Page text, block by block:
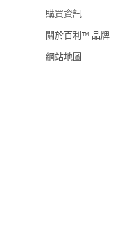
購買資訊
關於百利™ 品牌
網站地圖